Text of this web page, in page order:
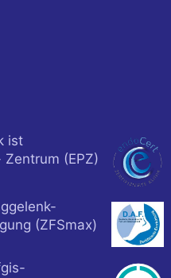
ist
(EPZ)
(ZFSmax)